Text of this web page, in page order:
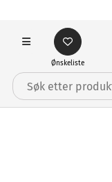
Ønskeliste